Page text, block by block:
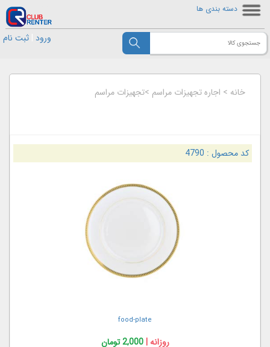
دسته بندی ها
ورود ثبت نام
خانه > اجاره تجهیزات مراسم >تجهیزات مراسم
کد محصول : 4790
food-plate
روزانه |2,000 تومان